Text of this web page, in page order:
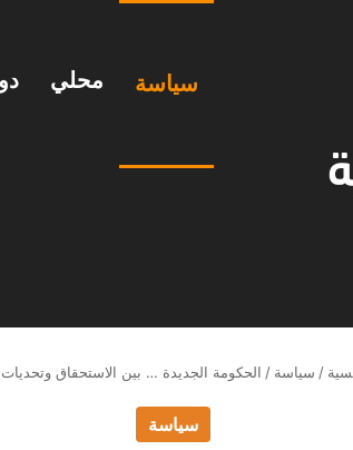
سياسة محلي
/ سياسة / الحكومة الجديدة … بين الاستحقاق وتحديات
سياسة